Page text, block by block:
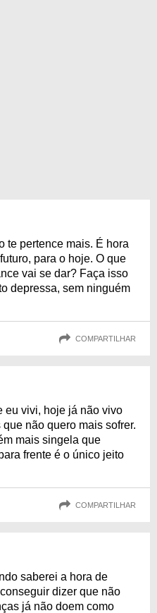
te pertence mais. É hora
para o hoje. O que
vai se dar? Faça isso
depressa, sem ninguém
COMPARTILHAR
eu vivi, hoje já não vivo
não quero mais sofrer.
mais singela que
frente é o único jeito
COMPARTILHAR
saberei a hora de
dizer que não
já não doem como